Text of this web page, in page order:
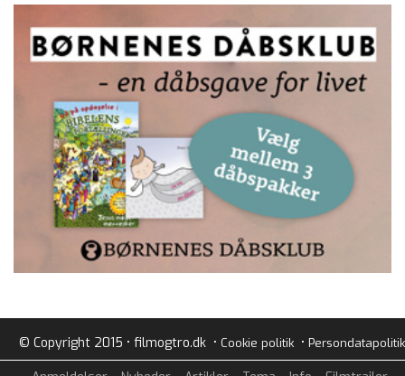
© Copyright 2015 • filmogtro.dk • Cookie politik• Persondatapolitik